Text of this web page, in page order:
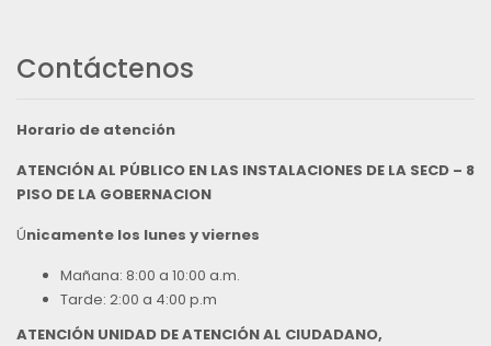
Contáctenos
Horario de atención
ATENCIÓN AL PÚBLICO EN LAS INSTALACIONES DE LA SECD – 8
PISO DE LA GOBERNACION
Únicamente los lunes y viernes
Mañana: 8:00 a 10:00 a.m.
Tarde: 2:00 a 4:00 p.m
ATENCIÓN UNIDAD DE ATENCIÓN AL CIUDADANO,